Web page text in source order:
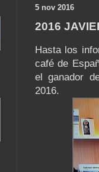
5 nov 2016
2016
Hasta los
café de
el ganador
2016.